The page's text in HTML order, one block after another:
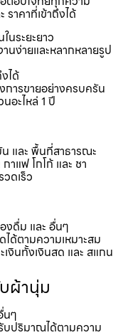
าคาที่เข้าถึงได้
ระยะยาว
นง่ายและหลากหลายรูป
ได้
ารขายอย่างครบครัน
อะไหล่ 1 ปี
และ พื้นที่สาธารณะ
าแฟ โกโก้ และ ชา
ดเร็ว
งดื่ม และ อื่นๆ
ด้ตามความเหมาะสม
งินทั้งเงินสด และ สแกน
ผ้านุ่ม
นๆ
บปริมาณได้ตามความ